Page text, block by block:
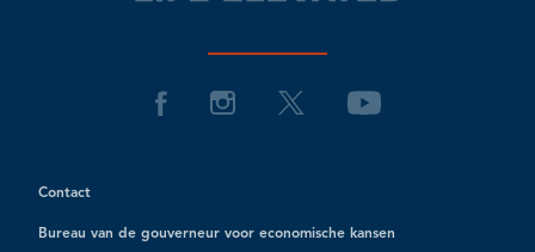
Contact
Bureau van de gouverneur voor economische kansen